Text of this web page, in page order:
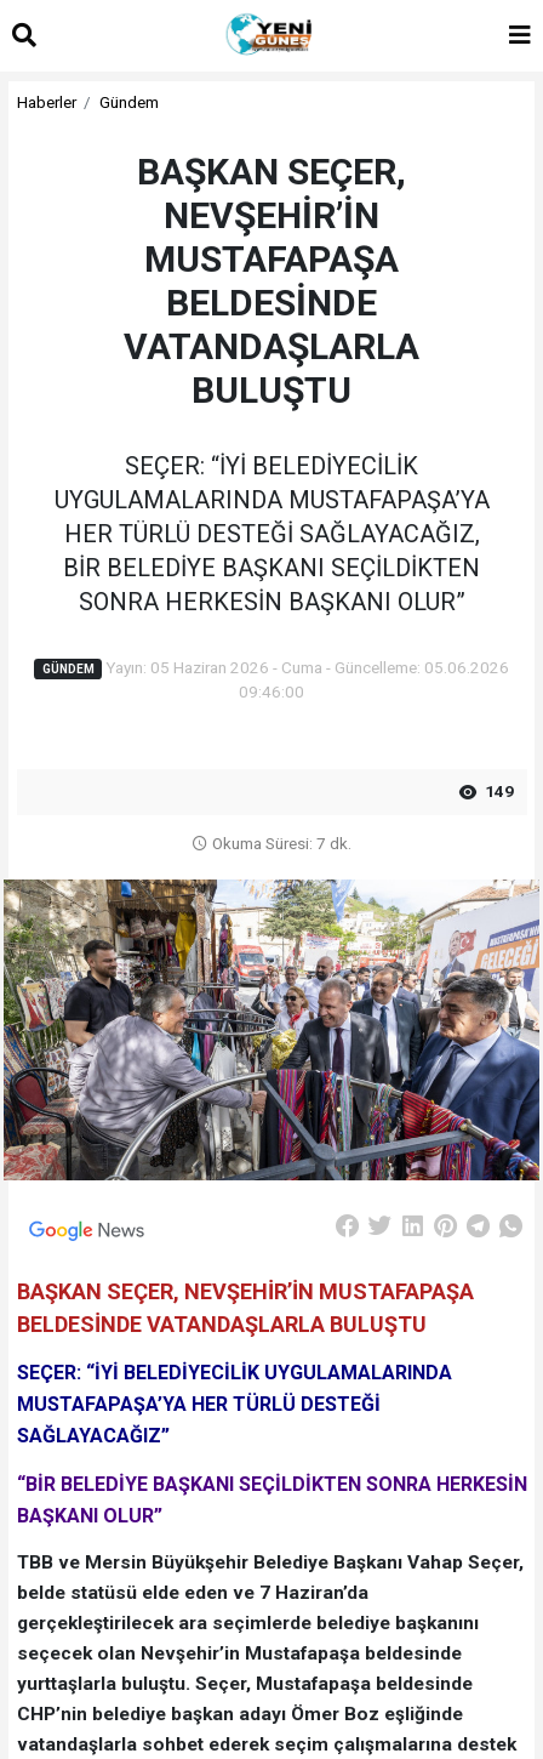
Haberler Gündem
BAŞKAN SEÇER,
NEVŞEHİR’İN
MUSTAFAPAŞA
BELDESİNDE
VATANDAŞLARLA
BULUŞTU
SEÇER: “İYİ BELEDİYECİLİK
UYGULAMALARINDA MUSTAFAPAŞA’YA
HER TÜRLÜ DESTEĞİ SAĞLAYACAĞIZ,
BİR BELEDİYE BAŞKANI SEÇİLDİKTEN
SONRA HERKESİN BAŞKANI OLUR”
GÜNDEM
Yayın: 05 Haziran 2026 - Cuma - Güncelleme: 05.06.2026
09:46:00
149
Okuma Süresi: 7 dk.
BAŞKAN SEÇER, NEVŞEHİR’İN MUSTAFAPAŞA
BELDESİNDE VATANDAŞLARLA BULUŞTU
SEÇER: “İYİ BELEDİYECİLİK UYGULAMALARINDA
MUSTAFAPAŞA’YA HER TÜRLÜ DESTEĞİ
SAĞLAYACAĞIZ”
“BİR BELEDİYE BAŞKANI SEÇİLDİKTEN SONRA HERKESİN
BAŞKANI OLUR”
TBB ve Mersin Büyükşehir Belediye Başkanı Vahap Seçer,
belde statüsü elde eden ve 7 Haziran’da
gerçekleştirilecek ara seçimlerde belediye başkanını
seçecek olan Nevşehir’in Mustafapaşa beldesinde
yurttaşlarla buluştu. Seçer, Mustafapaşa beldesinde
CHP’nin belediye başkan adayı Ömer Boz eşliğinde
vatandaşlarla sohbet ederek seçim çalışmalarına destek